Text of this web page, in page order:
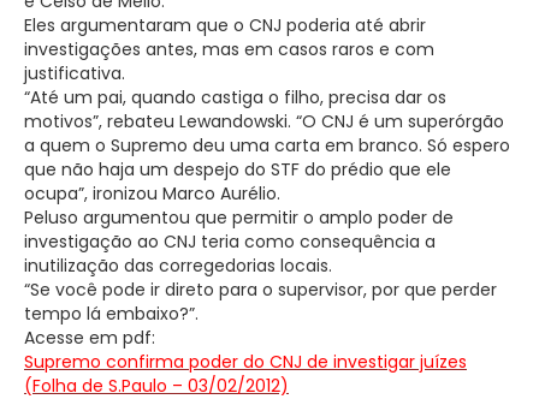
Eles argumentaram que o CNJ poderia até abrir
investigações antes, mas em casos raros e com
justificativa.
“Até um pai, quando castiga o filho, precisa dar os
motivos”, rebateu Lewandowski. “O CNJ é um superórgão
a quem o Supremo deu uma carta em branco. Só espero
que não haja um despejo do STF do prédio que ele
ocupa”, ironizou Marco Aurélio.
Peluso argumentou que permitir o amplo poder de
investigação ao CNJ teria como consequência a
inutilização das corregedorias locais.
“Se você pode ir direto para o supervisor, por que perder
tempo lá embaixo?”.
Acesse em pdf:
Supremo confirma poder do CNJ de investigar juízes
(Folha de S.Paulo – 03/02/2012)